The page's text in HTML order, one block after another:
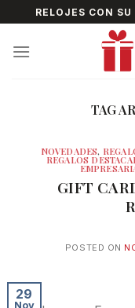
to
content
RELOJES CON
TAG
NOVEDADES,
REGALOS
GIFT
POSTED ON
29
Nov